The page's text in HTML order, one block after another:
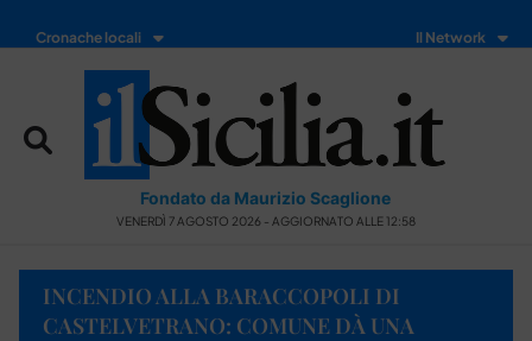
Cronache locali Il Network
Fondato da Maurizio Scaglione
VENERDÌ 7 AGOSTO 2026 - AGGIORNATO ALLE 12:58
INCENDIO ALLA BARACCOPOLI DI
CASTELVETRANO: COMUNE DÀ UNA